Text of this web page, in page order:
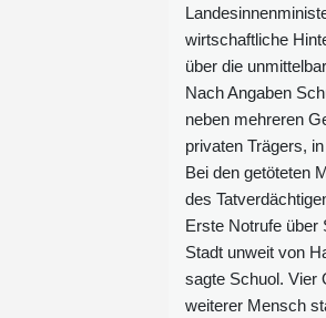
wirtschaftliche
über die
Nach Angaben
neben mehreren
privaten Trägers,
Bei den getöteten
des
Erste Notrufe über
Stadt unweit von
sagte Schuol. Vier
weiterer Mensch